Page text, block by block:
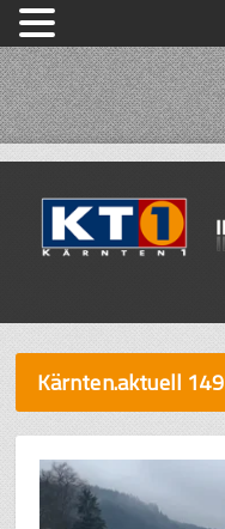
Kärnten.aktuell 149